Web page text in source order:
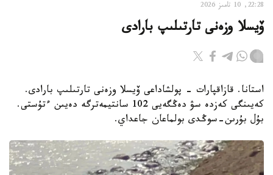
22:28, 10 تامىز 2026
ۆيسلا وزەنى تارتىلىپ بارادى
استانا. قازاقپارات - پولشاداعى ۆيسلا وزەنى تارتىلىپ بارادى.
كەيىنگى كەزدە سۋ دەڭگەيى 102 سانتيمەترگە دەيىن ءتۇستى.
بۇل بۇرىن-سوڭدى بولماعان جاعداي.